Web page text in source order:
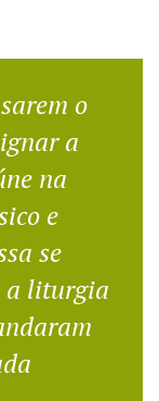
o
a
na
e
se
a liturgia